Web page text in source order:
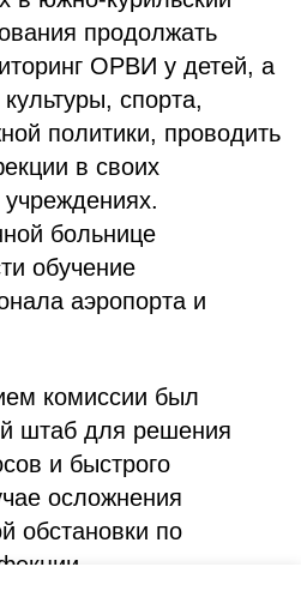
продолжать
ОРВИ у детей, а
спорта,
политики, проводить
в своих
больнице
обучение
аэропорта и
комиссии был
штаб для решения
и быстрого
осложнения
обстановки по